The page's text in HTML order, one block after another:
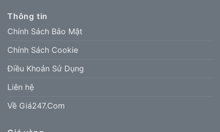
Thông tin
Chính Sách Bảo Mật
Chính Sách Cookie
Điều Khoản Sử Dụng
Liên hệ
Về Giá247.Com